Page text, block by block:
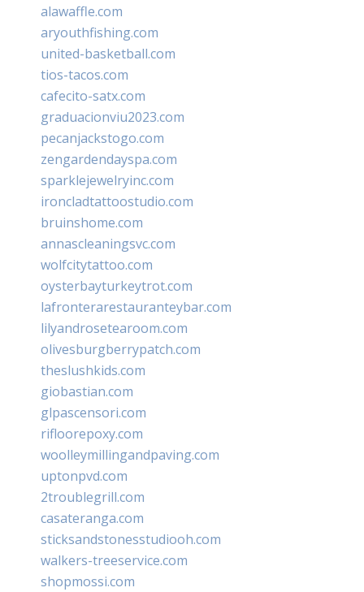
alawaffle.com
aryouthfishing.com
united-basketball.com
tios-tacos.com
cafecito-satx.com
graduacionviu2023.com
pecanjackstogo.com
zengardendayspa.com
sparklejewelryinc.com
ironcladtattoostudio.com
bruinshome.com
annascleaningsvc.com
wolfcitytattoo.com
oysterbayturkeytrot.com
lafronterarestauranteybar.com
lilyandrosetearoom.com
olivesburgberrypatch.com
theslushkids.com
giobastian.com
glpascensori.com
rifloorepoxy.com
woolleymillingandpaving.com
uptonpvd.com
2troublegrill.com
casateranga.com
sticksandstonesstudiooh.com
walkers-treeservice.com
shopmossi.com